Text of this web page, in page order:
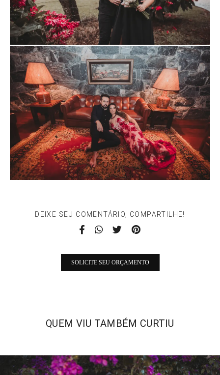
DEIXE SEU COMENTÁRIO, COMPARTILHE!
SOLICITE SEU ORÇAMENTO
QUEM VIU TAMBÉM CURTIU